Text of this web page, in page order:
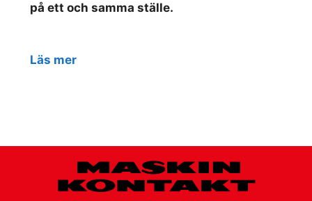
på ett och samma ställe.
Läs mer